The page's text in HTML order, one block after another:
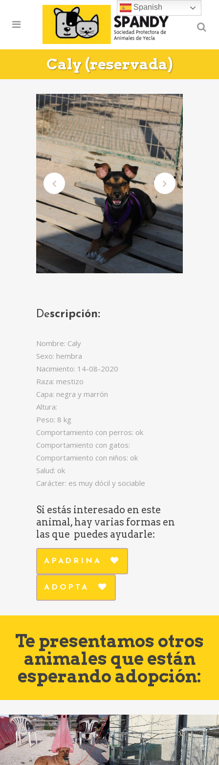
Caly (reservada)
Descripción:
Nombre: Caly
Sexo: hembra
Nacimiento: 14-08-2020
Raza: mestizo
Capa: negra y marrón
Altura:
Peso: 8 kg
Comportamiento con perros: ok
Comportamiento con gatos:
Comportamiento con niños: ok
Salud: ok
Carácter: es muy dócil y sociable
Si estás interesado en este
animal, hay varias formas en
las que puedes ayudarle:
APADRINA
ADOPTA
Te presentamos otros
animales que están
esperando adopción:
Spanish